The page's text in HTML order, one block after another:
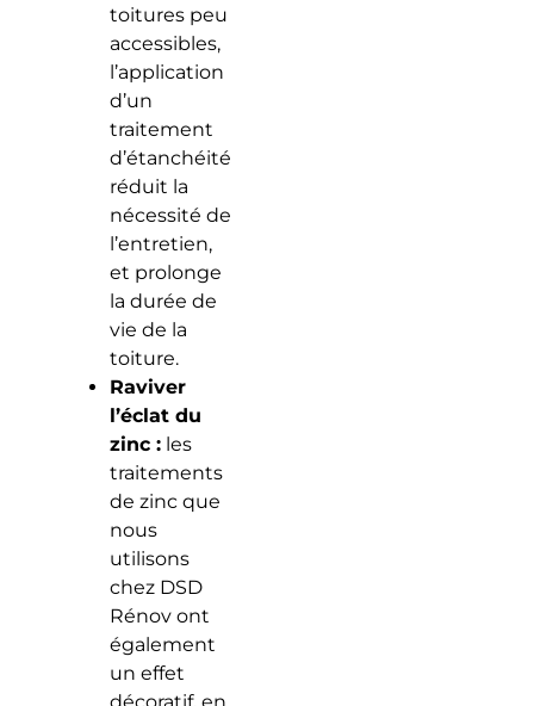
toitures peu
accessibles,
l’application
d’un
traitement
d’étanchéité
réduit la
nécessité de
l’entretien,
et prolonge
la durée de
vie de la
toiture.
Raviver
l’éclat du
zinc :les
traitements
de zinc que
nous
utilisons
chez DSD
Rénov ont
également
un effet